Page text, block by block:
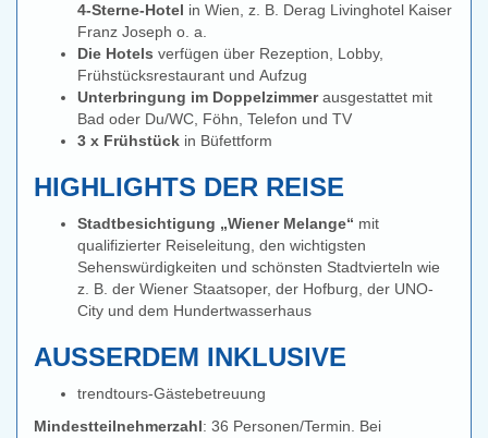
4-Sterne-Hotel in Wien, z. B. Derag Livinghotel Kaiser
Franz Joseph o. a.
Die Hotels verfügen über Rezeption, Lobby,
Frühstücksrestaurant und Aufzug
Unterbringung im Doppelzimmerausgestattet mit
Bad oder Du/WC, Föhn, Telefon und TV
3 x Frühstück in Büfettform
HIGHLIGHTS DER REISE
Stadtbesichtigung „Wiener Melange“ mit
qualifizierter Reiseleitung, den wichtigsten
Sehenswürdigkeiten und schönsten Stadtvierteln wie
z. B. der Wiener Staatsoper, der Hofburg, der UNO-
City und dem Hundertwasserhaus
AUSSERDEM INKLUSIVE
trendtours-Gästebetreuung
Mindestteilnehmerzahl: 36 Personen/Termin. Bei